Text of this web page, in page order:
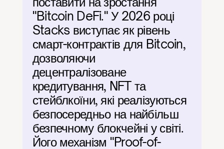
"Bitcoin DeFi." У 2026 році
Stacks виступає як рівень
смарт-контрактів для Bitcoin,
дозволяючи
децентралізоване
кредитування, NFT та
стейблкоїни, які реалізуються
безпосередньо на найбільш
безпечному блокчейні у світі.
Його механізм "Proof-of-